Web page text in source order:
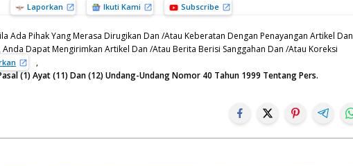
Laporkan Ikuti Kami Subscribe
Ada Pihak Yang Merasa Dirugikan Dan /Atau Keberatan Dengan Penayangan Artikel Dan
Dapat Mengirimkan Artikel Dan /Atau Berita Berisi Sanggahan Dan /Atau Koreksi
,
(1) Ayat (11) Dan (12) Undang-Undang Nomor 40 Tahun 1999 Tentang Pers.